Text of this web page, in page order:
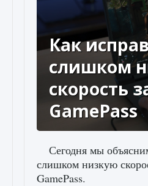
Как
слишком
скорость
GamePass
Сегодня мы
слишком низкую
GamePass.